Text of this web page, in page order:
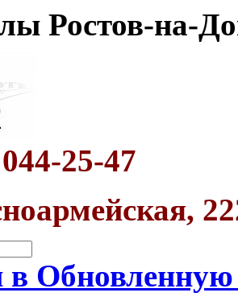
Ростов-на-
25-47
в